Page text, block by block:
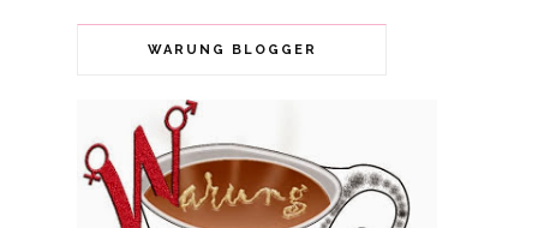
WARUNG BLOGGER